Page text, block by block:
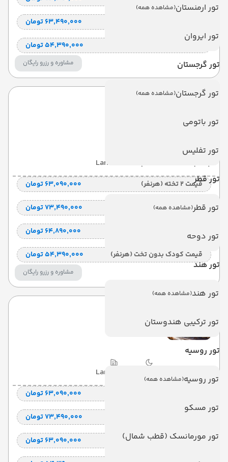
تور ارمنستان(مشاهده همه)
تور ایروان
تور گرجستان
تور گرجستان(مشاهده همه)
تور باتومی
تور تفلیس
تور قطر
تور قطر(مشاهده همه)
تور دوحه
تور هند
تور هند(مشاهده همه)
تور ترکیبی هندوستان
تور روسیه
تور روسیه(مشاهده همه)
تور مسکو
تور مورمانسک (قطب شمال)
۶۳٬۴۹۰٬۰۰۰ تومان
۵۴٬۳۹۰٬۰۰۰ تومان
مشاوره و رزرو رایگان
با صبحانه Land View
قیمت 2 تخته (هرنفر) ۶۳٬۰۹۰٬۰۰۰ تومان
قیمت 1 تخته (هرنفر) ۷۳٬۴۹۰٬۰۰۰ تومان
۶۴٬۸۹۰٬۰۰۰ تومان
قیمت کودک بدون تخت (هرنفر) ۵۴٬۳۹۰٬۰۰۰ تومان
مشاوره و رزرو رایگان
Land View
۶۳٬۰۹۰٬۰۰۰ تومان
۷۳٬۴۹۰٬۰۰۰ تومان
قیمت کودک با تخت (هر نفر) ۶۳٬۰۹۰٬۰۰۰ تومان